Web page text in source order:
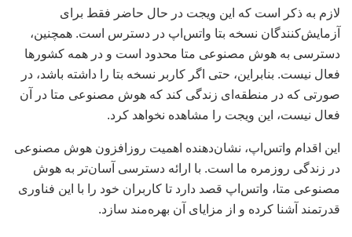
لازم به ذکر است که این ویجت در حال حاضر فقط برای
آزمایش‌کنندگان نسخه بتا واتس‌اپ در دسترس است. همچنین،
دسترسی به هوش مصنوعی متا محدود است و در همه کشورها
فعال نیست. بنابراین، حتی اگر کاربر نسخه بتا را داشته باشد، در
صورتی که در منطقه‌ای زندگی کند که هوش مصنوعی متا در آن
فعال نیست، این ویجت را مشاهده نخواهد کرد.
این اقدام واتس‌اپ، نشان‌دهنده اهمیت روزافزون هوش مصنوعی
در زندگی روزمره ما است. با ارائه دسترسی آسان‌تر به هوش
مصنوعی متا، واتس‌اپ قصد دارد تا کاربران خود را با این فناوری
قدرتمند آشنا کرده و از مزایای آن بهره‌مند سازد.